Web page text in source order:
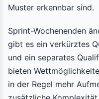
Muster erkennbar sind.
Sprint-Wochenenden
gibt es ein verkürztes
und ein separates
bieten
in der Regel mehr